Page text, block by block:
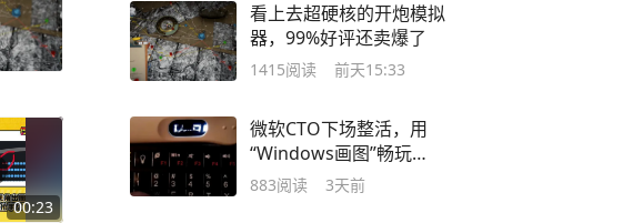
00:23
看上去超硬核的开炮模拟
器，99%好评还卖爆了
1415阅读 前天15:33
微软CTO下场整活，用
“Windows画图”畅玩
DOOM
883阅读 3天前